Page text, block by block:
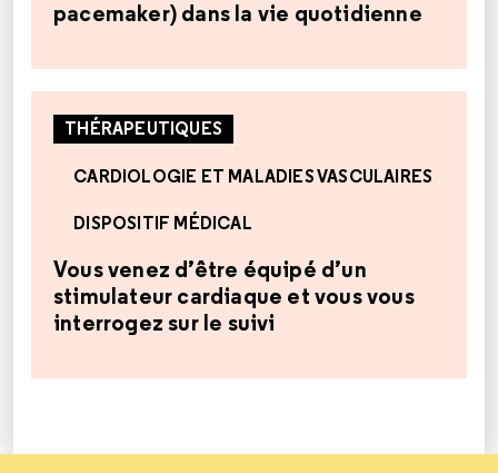
pacemaker) dans la vie quotidienne
THÉRAPEUTIQUES
CARDIOLOGIE ET MALADIES VASCULAIRES
DISPOSITIF MÉDICAL
Vous venez d’être équipé d’un
stimulateur cardiaque et vous vous
interrogez sur le suivi